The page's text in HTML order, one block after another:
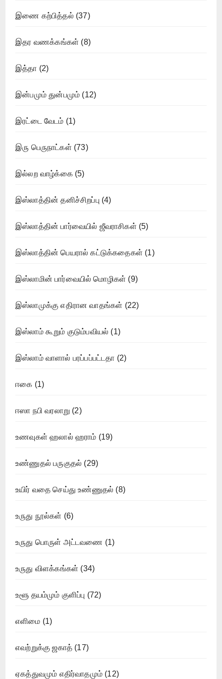
இணை கற்பித்தல் (37)
இதர வணக்கங்கள் (8)
இத்தா (2)
இன்பமும் துன்பமும் (12)
இரட்டை வேடம் (1)
இரு பெருநாட்கள் (73)
இல்லற வாழ்க்கை(5)
இஸ்லாத்தின் தனிச்சிறப்பு (4)
இஸ்லாத்தின் பார்வையில் ஜீவராசிகள் (5)
இஸ்லாத்தின் பெயரால் கட்டுக்கதைகள் (1)
இஸ்லாமின் பார்வையில் மொழிகள் (9)
இஸ்லாமுக்கு எதிரான வாதங்கள் (22)
இஸ்லாம் கூறும் குடும்பவியல் (1)
இஸ்லாம் வாளால் பரப்பப்பட்டதா (2)
ஈகை (1)
ஈஸா நபி வரலாறு (2)
உணவுகள் ஹலால் ஹராம் (19)
உண்ணுதல் பருகுதல் (29)
உயிர் வதை செய்து உண்ணுதல் (8)
உருது நூல்கள் (6)
உருது பொருள் அட்டவணை (1)
உருது விளக்கங்கள் (34)
உளூ தயம்மும் குளிப்பு (72)
எளிமை (1)
எவற்றுக்கு ஜகாத் (17)
ஏகத்துவமும் எதிர்வாதமும் (12)